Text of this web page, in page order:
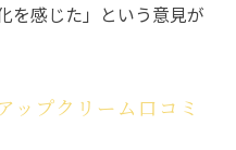
口コミを参考に変化
を感じた」という意見が
ップクリーム口コミ